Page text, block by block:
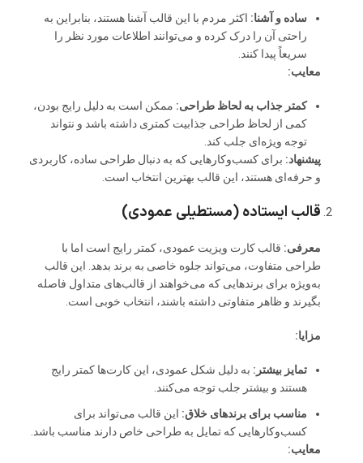
ساده و آشنا: اکثر مردم با این قالب آشنا هستند، بنابراین به
راحتی آن را درک کرده و می‌توانند اطلاعات مورد نظر را
سریعاً پیدا کنند.
معایب:
کمتر جذاب به لحاظ طراحی: ممکن است به دلیل رایج بودن،
کمی از لحاظ طراحی جذابیت کمتری داشته باشد و نتواند
توجه ویژه‌ای جلب کند.
پیشنهاد: برای کسب‌وکارهایی که به دنبال طراحی ساده، کاربردی
و حرفه‌ای هستند، این قالب بهترین انتخاب است.
قالب ایستاده (مستطیلی عمودی)
معرفی: قالب کارت ویزیت عمودی، کمتر رایج است اما با
طراحی متفاوت، می‌تواند جلوه خاصی به برند بدهد. این قالب
به‌ویژه برای برندهایی که می‌خواهند از قالب‌های متداول فاصله
بگیرند و ظاهر متفاوتی داشته باشند، انتخاب خوبی است.
مزایا:
تمایز بیشتر: به دلیل شکل عمودی، این کارت‌ها کمتر رایج
هستند و بیشتر جلب توجه می‌کنند.
مناسب برای برندهای خلاق: این قالب می‌تواند برای
کسب‌وکارهایی که تمایل به طراحی خاص دارند مناسب باشد.
معایب: